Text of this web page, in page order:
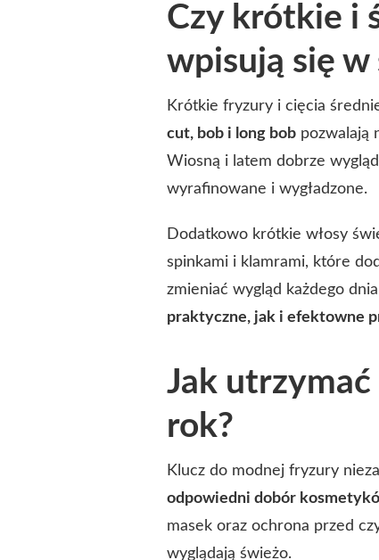
Czy krótkie i
wpisują się
Krótkie fryzury i cięcia
cut, bob i long bob pozwalają
Wiosną i latem dobrze
wyrafinowane i wygładzone.
Dodatkowo krótkie włosy
spinkami i klamrami, które
zmieniać wygląd każdego
praktyczne, jak i efektowne
Jak utrzymać
rok?
Klucz do modnej fryzury
odpowiedni dobór
masek oraz ochrona przed
wyglądają świeżo.